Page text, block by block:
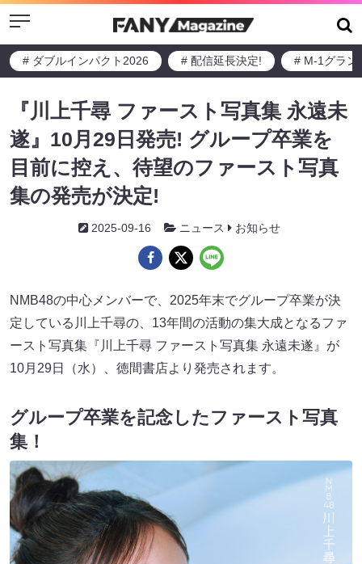
Menu
# ダブルインパクト2026 # 配信延長決定! # M-1グラン
『川上千尋 ファースト写真集 永遠未
遂』10月29日発売! グループ卒業を
目前に控え、待望のファースト写真
集の発売が決定!
2025-09-16 ニュース お知らせ
NMB48の中心メンバーで、2025年末でグループ卒業が決
定している川上千尋の、13年間の活動の集大成となるファ
ースト写真集『川上千尋 ファースト写真集 永遠未遂』が
10月29日（水）、徳間書店より発売されます。
グループ卒業を記念したファースト写真
集！